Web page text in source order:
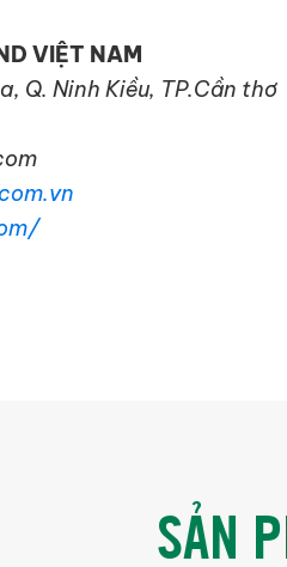
VIỆT NAM
Q. Ninh Kiều, TP.Cần thơ
SẢN